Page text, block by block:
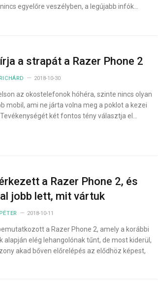
egyelőre veszélyben, a legújabb infók…
a strapát a Razer Phone 2
RICHÁRD 2018-10-30
az okostelefonok hóhéra, szinte nincs olyan
mobil, ami ne járta volna meg a poklot a kezei
két fontos tény választja el…
a Razer Phone 2, és
jobb lett, mit vártuk
PÉTER 2018-10-11
a Razer Phone 2, amely a korábbi
alapján elég lehangolónak tűnt, de most kiderül,
akad bőven előrelépés az elődhöz képest,